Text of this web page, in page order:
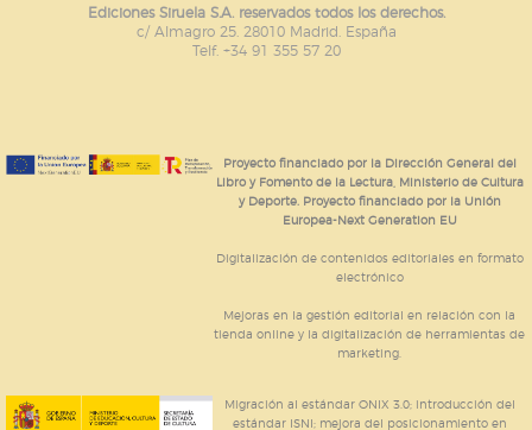
Ediciones Siruela S.A. reservados todos los derechos.
c/ Almagro 25. 28010 Madrid. España
Telf. +34 91 355 57 20
Proyecto financiado por la Dirección General del
Libro y Fomento de la Lectura, Ministerio de Cultura
y Deporte. Proyecto financiado por la Unión
Europea-Next Generation EU
Digitalización de contenidos editoriales en formato
electrónico
Mejoras en la gestión editorial en relación con la
tienda online y la digitalización de herramientas de
marketing.
Migración al estándar ONIX 3.0; introducción del
estándar ISNI; mejora del posicionamiento en